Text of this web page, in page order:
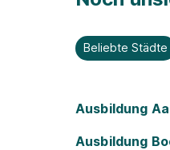
Beliebte Städte
Ausbildung
Ausbildung